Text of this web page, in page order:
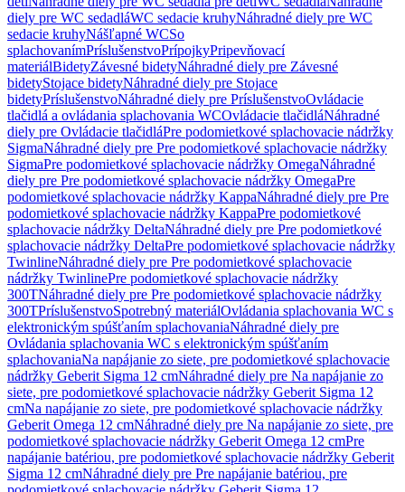
diely pre WC sedadláWC sedacie kruhyNáhradné diely pre WC
sedacie kruhyNášľapné WCSo
splachovanímPríslušenstvoPrípojkyPripevňovací
materiálBidetyZávesné bidetyNáhradné diely pre Závesné
bidetyStojace bidetyNáhradné diely pre Stojace
bidetyPríslušenstvoNáhradné diely pre PríslušenstvoOvládacie
tlačidlá a ovládania splachovania WCOvládacie tlačidláNáhradné
diely pre Ovládacie tlačidláPre podomietkové splachovacie nádržky
SigmaNáhradné diely pre Pre podomietkové splachovacie nádržky
SigmaPre podomietkové splachovacie nádržky OmegaNáhradné
diely pre Pre podomietkové splachovacie nádržky OmegaPre
podomietkové splachovacie nádržky KappaNáhradné diely pre Pre
podomietkové splachovacie nádržky KappaPre podomietkové
splachovacie nádržky DeltaNáhradné diely pre Pre podomietkové
splachovacie nádržky DeltaPre podomietkové splachovacie nádržky
TwinlineNáhradné diely pre Pre podomietkové splachovacie
nádržky TwinlinePre podomietkové splachovacie nádržky
300TNáhradné diely pre Pre podomietkové splachovacie nádržky
300TPríslušenstvoSpotrebný materiálOvládania splachovania WC s
elektronickým spúšťaním splachovaniaNáhradné diely pre
Ovládania splachovania WC s elektronickým spúšťaním
splachovaniaNa napájanie zo siete, pre podomietkové splachovacie
nádržky Geberit Sigma 12 cmNáhradné diely pre Na napájanie zo
siete, pre podomietkové splachovacie nádržky Geberit Sigma 12
cmNa napájanie zo siete, pre podomietkové splachovacie nádržky
Geberit Omega 12 cmNáhradné diely pre Na napájanie zo siete, pre
podomietkové splachovacie nádržky Geberit Omega 12 cmPre
napájanie batériou, pre podomietkové splachovacie nádržky Geberit
Sigma 12 cmNáhradné diely pre Pre napájanie batériou, pre